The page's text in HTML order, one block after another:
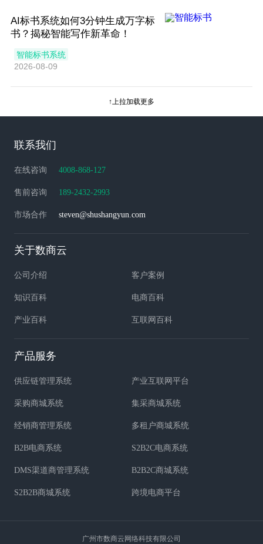
AI标书系统如何3分钟生成万字标
书？揭秘智能写作新革命！
智能标书系统
2026-08-09
↑上拉加载更多
联系我们
在线咨询 4008-868-127
售前咨询 189-2432-2993
市场合作 steven@shushangyun.com
关于数商云
公司介绍 客户案例
知识百科 电商百科
产业百科 互联网百科
产品服务
供应链管理系统 产业互联网平台
采购商城系统 集采商城系统
经销商管理系统 多租户商城系统
B2B电商系统 S2B2C电商系统
DMS渠道商管理系统 B2B2C商城系统
S2B2B商城系统 跨境电商平台
广州市数商云网络科技有限公司